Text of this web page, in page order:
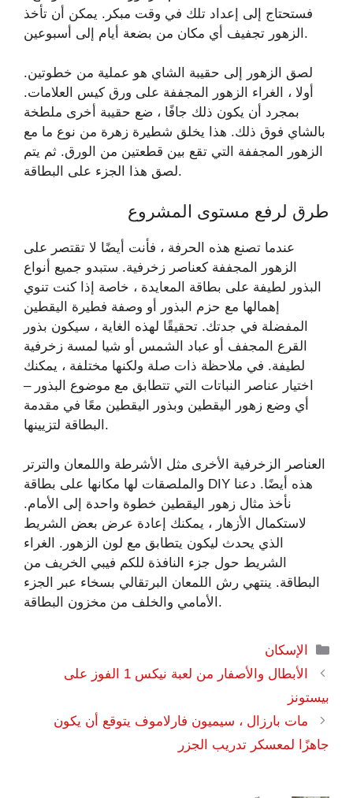
فستحتاج إلى إعداد تلك في وقت مبكر. يمكن أن تأخذ
الزهور تجفيف أي مكان من بضعة أيام إلى أسبوعين.
لصق الزهور إلى حقيبة الشاي هو عملية من خطوتين.
أولا ، الغراء الزهور المجففة على ورق كيس العلامات.
بمجرد أن يكون ذلك جافًا ، ضع حقيبة أخرى ملطخة
بالشاي فوق ذلك. هذا يخلق شطيرة زهرة من نوع ما مع
الزهور المجففة التي تقع بين قطعتين من الورق. ثم يتم
لصق هذا الجزء على البطاقة.
طرق لرفع مستوى المشروع
عندما تصنع هذه الحرفة ، فأنت أيضًا لا تقتصر على
الزهور المجففة كعناصر زخرفية. ستبدو جميع أنواع
البذور لطيفة على بطاقة المعايدة ، خاصة إذا كنت تنوي
إهمالها مع حزم البذور أو وصفة فطيرة اليقطين
المفضلة في جدتك. تحقيقًا لهذه الغاية ، سيكون بذور
القرع المجفف أو عباد الشمس أو شيا لمسة زخرفية
لطيفة. في ملاحظة ذات صلة ولكنها مختلفة ، يمكنك
اختيار عناصر النباتات التي تتطابق مع موضوع البذور –
أي وضع زهور اليقطين وبذور اليقطين معًا في مقدمة
البطاقة لتزيينها.
العناصر الزخرفية الأخرى مثل الأشرطة واللمعان والترتر
والملصقات لها مكانها على بطاقة DIY هذه أيضًا. دعنا
نأخذ مثال زهور اليقطين خطوة واحدة إلى الأمام.
لاستكمال الأزهار ، يمكنك إعادة عرض بعض الشريط
الذي يحدث ليكون يتطابق مع لون الزهور. الغراء
الشريط حول جزء النافذة للكم فيبي الخريف من
البطاقة. ينتهي رش اللمعان البرتقالي بسخاء عبر الجزء
الأمامي والخلف من مخزون البطاقة.
التصنيفات
الإسكان
الأبطال والأصفار من لعبة نيكس 1 الفوز على
بيستونز
مات بارزال ، سيميون فارلاموف يتوقع أن يكون
جاهزًا لمعسكر تدريب الجزر